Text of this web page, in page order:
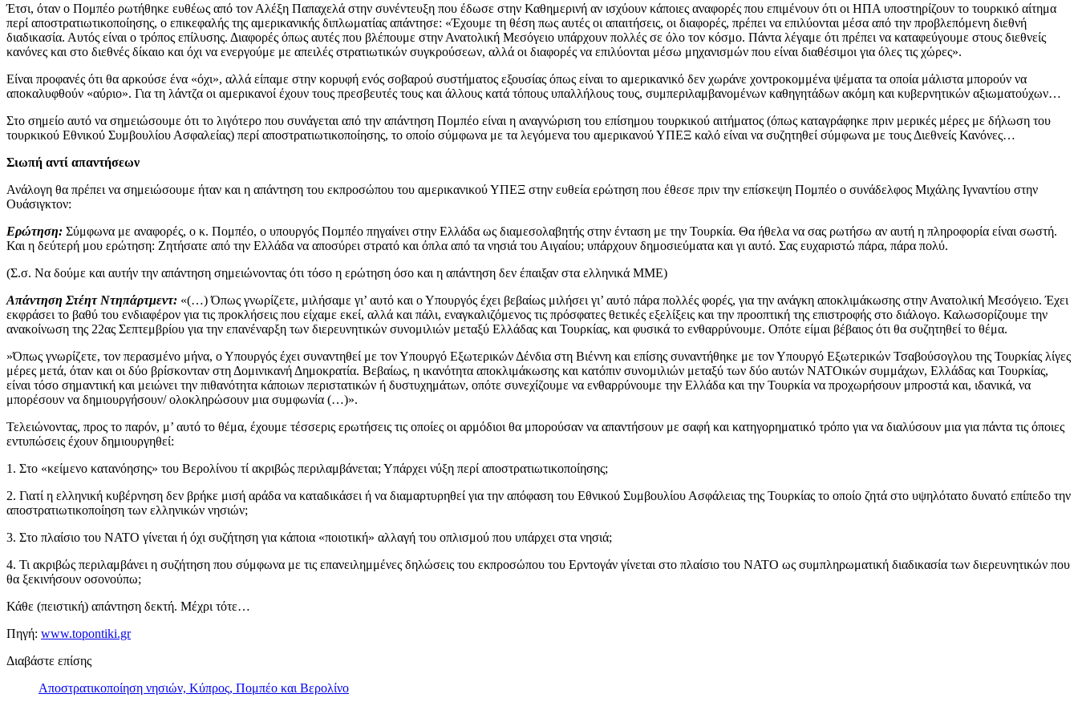
Έτσι, όταν ο Πομπέο ρωτήθηκε ευθέως από τον Αλέξη Παπαχελά στην συνέντευξη που έδωσε στην Καθημερινή αν ισχύουν κάποιες αναφορές που επιμένουν ότι οι ΗΠΑ υποστηρίζουν το τουρκικό αίτημα
περί αποστρατιωτικοποίησης, ο επικεφαλής της αμερικανικής διπλωματίας απάντησε: «Έχουμε τη θέση πως αυτές οι απαιτήσεις, οι διαφορές, πρέπει να επιλύονται μέσα από την προβλεπόμενη διεθνή
διαδικασία. Αυτός είναι ο τρόπος επίλυσης. Διαφορές όπως αυτές που βλέπουμε στην Ανατολική Μεσόγειο υπάρχουν πολλές σε όλο τον κόσμο. Πάντα λέγαμε ότι πρέπει να καταφεύγουμε στους διεθνείς
κανόνες και στο διεθνές δίκαιο και όχι να ενεργούμε με απειλές στρατιωτικών συγκρούσεων, αλλά οι διαφορές να επιλύονται μέσω μηχανισμών που είναι διαθέσιμοι για όλες τις χώρες».
Είναι προφανές ότι θα αρκούσε ένα «όχι», αλλά είπαμε στην κορυφή ενός σοβαρού συστήματος εξουσίας όπως είναι το αμερικανικό δεν χωράνε χοντροκομμένα ψέματα τα οποία μάλιστα μπορούν να
αποκαλυφθούν «αύριο». Για τη λάντζα οι αμερικανοί έχουν τους πρεσβευτές τους και άλλους κατά τόπους υπαλλήλους τους, συμπεριλαμβανομένων καθηγητάδων ακόμη και κυβερνητικών αξιωματούχων…
Στο σημείο αυτό να σημειώσουμε ότι το λιγότερο που συνάγεται από την απάντηση Πομπέο είναι η αναγνώριση του επίσημου τουρκικού αιτήματος (όπως καταγράφηκε πριν μερικές μέρες με δήλωση του
τουρκικού Εθνικού Συμβουλίου Ασφαλείας) περί αποστρατιωτικοποίησης, το οποίο σύμφωνα με τα λεγόμενα του αμερικανού ΥΠΕΞ καλό είναι να συζητηθεί σύμφωνα με τους Διεθνείς Κανόνες…
Σιωπή αντί απαντήσεων
Ανάλογη θα πρέπει να σημειώσουμε ήταν και η απάντηση του εκπροσώπου του αμερικανικού ΥΠΕΞ στην ευθεία ερώτηση που έθεσε πριν την επίσκεψη Πομπέο ο συνάδελφος Μιχάλης Ιγναντίου στην
Ουάσιγκτον:
Ερώτηση: Σύμφωνα με αναφορές, ο κ. Πομπέο, ο υπουργός Πομπέο πηγαίνει στην Ελλάδα ως διαμεσολαβητής στην ένταση με την Τουρκία. Θα ήθελα να σας ρωτήσω αν αυτή η πληροφορία είναι σωστή.
Και η δεύτερή μου ερώτηση: Ζητήσατε από την Ελλάδα να αποσύρει στρατό και όπλα από τα νησιά του Αιγαίου; υπάρχουν δημοσιεύματα και γι αυτό. Σας ευχαριστώ πάρα, πάρα πολύ.
(Σ.σ. Να δούμε και αυτήν την απάντηση σημειώνοντας ότι τόσο η ερώτηση όσο και η απάντηση δεν έπαιξαν στα ελληνικά ΜΜΕ)
Απάντηση Στέητ Ντηπάρτμεντ: «(…) Όπως γνωρίζετε, μιλήσαμε γι’ αυτό και ο Υπουργός έχει βεβαίως μιλήσει γι’ αυτό πάρα πολλές φορές, για την ανάγκη αποκλιμάκωσης στην Ανατολική Μεσόγειο. Έχει
εκφράσει το βαθύ του ενδιαφέρον για τις προκλήσεις που είχαμε εκεί, αλλά και πάλι, εναγκαλιζόμενος τις πρόσφατες θετικές εξελίξεις και την προοπτική της επιστροφής στο διάλογο. Καλωσορίζουμε την
ανακοίνωση της 22ας Σεπτεμβρίου για την επανέναρξη των διερευνητικών συνομιλιών μεταξύ Ελλάδας και Τουρκίας, και φυσικά το ενθαρρύνουμε. Οπότε είμαι βέβαιος ότι θα συζητηθεί το θέμα.
»Όπως γνωρίζετε, τον περασμένο μήνα, ο Υπουργός έχει συναντηθεί με τον Υπουργό Εξωτερικών Δένδια στη Βιέννη και επίσης συναντήθηκε με τον Υπουργό Εξωτερικών Τσαβούσογλου της Τουρκίας λίγες
μέρες μετά, όταν και οι δύο βρίσκονταν στη Δομινικανή Δημοκρατία. Βεβαίως, η ικανότητα αποκλιμάκωσης και κατόπιν συνομιλιών μεταξύ των δύο αυτών ΝΑΤΟικών συμμάχων, Ελλάδας και Τουρκίας,
είναι τόσο σημαντική και μειώνει την πιθανότητα κάποιων περιστατικών ή δυστυχημάτων, οπότε συνεχίζουμε να ενθαρρύνουμε την Ελλάδα και την Τουρκία να προχωρήσουν μπροστά και, ιδανικά, να
μπορέσουν να δημιουργήσουν/ ολοκληρώσουν μια συμφωνία (…)».
Τελειώνοντας, προς το παρόν, μ’ αυτό το θέμα, έχουμε τέσσερις ερωτήσεις τις οποίες οι αρμόδιοι θα μπορούσαν να απαντήσουν με σαφή και κατηγορηματικό τρόπο για να διαλύσουν μια για πάντα τις όποιες
εντυπώσεις έχουν δημιουργηθεί:
1. Στο «κείμενο κατανόησης» του Βερολίνου τί ακριβώς περιλαμβάνεται; Υπάρχει νύξη περί αποστρατιωτικοποίησης;
2. Γιατί η ελληνική κυβέρνηση δεν βρήκε μισή αράδα να καταδικάσει ή να διαμαρτυρηθεί για την απόφαση του Εθνικού Συμβουλίου Ασφάλειας της Τουρκίας το οποίο ζητά στο υψηλότατο δυνατό επίπεδο την
αποστρατιωτικοποίηση των ελληνικών νησιών;
3. Στο πλαίσιο του ΝΑΤΟ γίνεται ή όχι συζήτηση για κάποια «ποιοτική» αλλαγή του οπλισμού που υπάρχει στα νησιά;
4. Τι ακριβώς περιλαμβάνει η συζήτηση που σύμφωνα με τις επανειλημμένες δηλώσεις του εκπροσώπου του Ερντογάν γίνεται στο πλαίσιο του ΝΑΤΟ ως συμπληρωματική διαδικασία των διερευνητικών που
θα ξεκινήσουν οσονούπω;
Κάθε (πειστική) απάντηση δεκτή. Μέχρι τότε…
Πηγή: www.topontiki.gr
Διαβάστε επίσης
Αποστρατικοποίηση νησιών, Κύπρος, Πομπέο και Βερολίνο